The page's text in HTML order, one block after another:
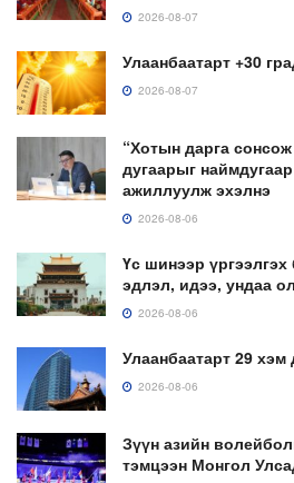
2026-08-07
Улаанбаатарт +30
2026-08-07
“Хотын дарга
дугаарыг
ажиллуулж эхэлнэ
2026-08-06
Үс шинээр
эдлэл, идээ, ундаа
2026-08-06
Улаанбаатарт 29 хэм
2026-08-06
Зүүн азийн
тэмцээн Монгол